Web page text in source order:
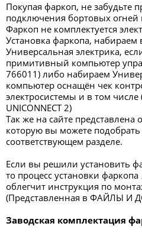
Покупая фаркоп, не забудьте
подключения бортовых
Фаркоп не комплектуется
Установка фаркопа, набираем
Универсальная электрика,
примитивный компьютер
766011) либо набираем
компьютер оснащён чек
электросистемы и в том числе
UNICONNECT 2)
Так же на сайте представлена
которую вы можете подобрать
соответствующем разделе.
Если вы решили установить
то процесс установки фаркопа
облегчит инструкция по
(Представленная в ФАЙЛЫ И
Заводская комплектация